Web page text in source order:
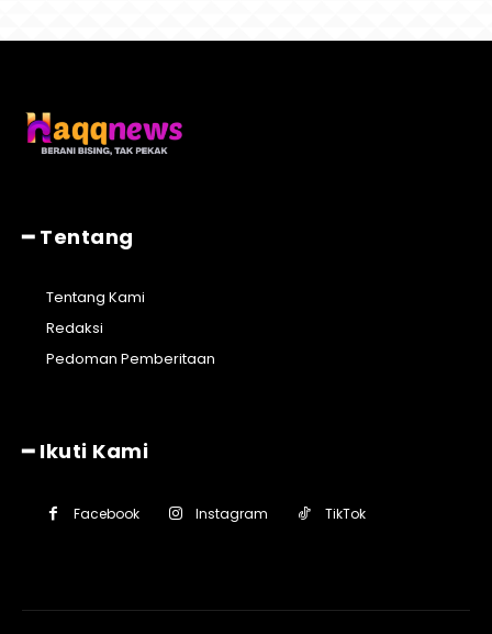
━ Tentang
Tentang Kami
Redaksi
Pedoman Pemberitaan
━ Ikuti Kami
Facebook Instagram TikTok